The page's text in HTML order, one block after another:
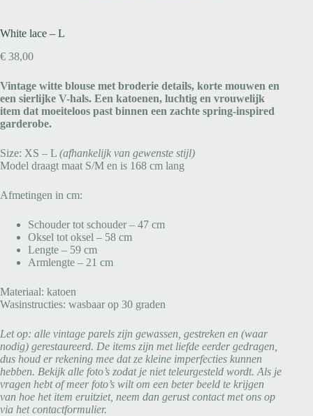
White lace – L
€ 38,00
Vintage witte blouse met broderie details, korte mouwen en
een sierlijke V-hals. Een katoenen, luchtig en vrouwelijk
item dat moeiteloos past binnen een zachte spring-inspired
garderobe.
Size: XS – L (afhankelijk van gewenste stijl)
Model draagt maat S/M en is 168 cm lang
Afmetingen in cm:
Schouder tot schouder – 47 cm
Oksel tot oksel – 58 cm
Lengte – 59 cm
Armlengte – 21 cm
Materiaal: katoen
Wasinstructies: wasbaar op 30 graden
Let op: alle vintage parels zijn gewassen, gestreken en (waar
nodig) gerestaureerd. De items zijn met liefde eerder gedragen,
dus houd er rekening mee dat ze kleine imperfecties kunnen
hebben. Bekijk alle foto’s zodat je niet teleurgesteld wordt. Als je
vragen hebt of meer foto’s wilt om een beter beeld te krijgen
van hoe het item eruitziet, neem dan gerust contact met ons op
via het contactformulier.